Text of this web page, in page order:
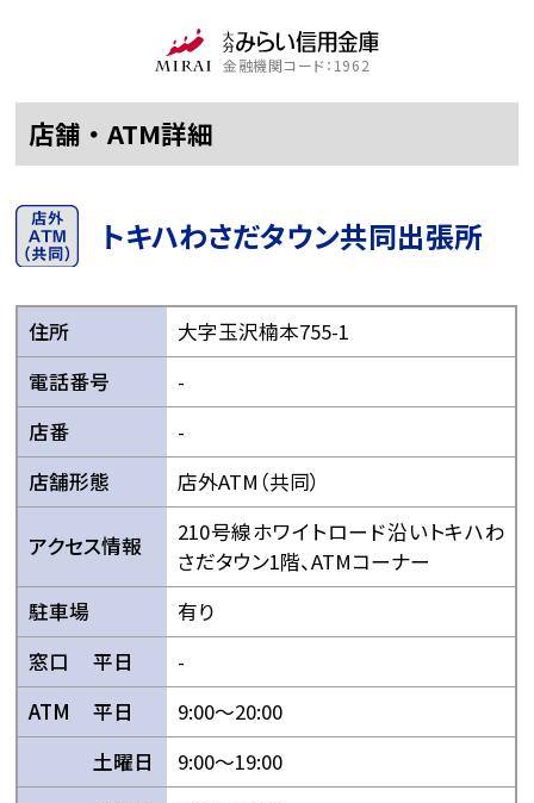
金融機関コード：1962
店舗・ATM詳細
トキハわさだタウン共同出張所
住所
大字玉沢楠本755-1
電話番号
-
店番
-
店舗形態
店外ATM（共同）
アクセス情報
210号線ホワイトロード沿いトキハわ
さだタウン1階、ATMコーナー
駐車場
有り
窓口
平日
-
ATM
平日
9:00〜20:00
土曜日
9:00〜19:00